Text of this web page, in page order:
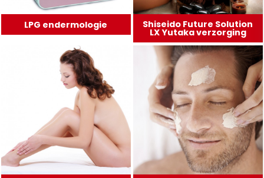
LPG endermologie Shiseido Future Solution
LX Yutaka verzorging